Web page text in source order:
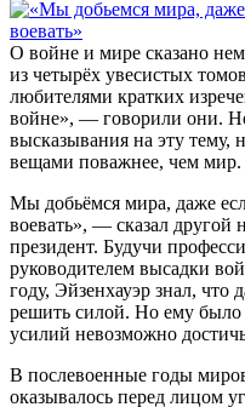
О войне и мире сказано
из четырёх увесистых
любителями кратких
войне», — говорили они.
высказывания на эту тему,
вещами поважнее, чем мир.
Мы добьёмся мира, даже
воевать», — сказал другой
президент. Будучи
руководителем высадки
году, Эйзенхауэр знал, что
решить силой. Но ему было
усилий невозможно
В послевоенные годы
оказывалось перед лицом